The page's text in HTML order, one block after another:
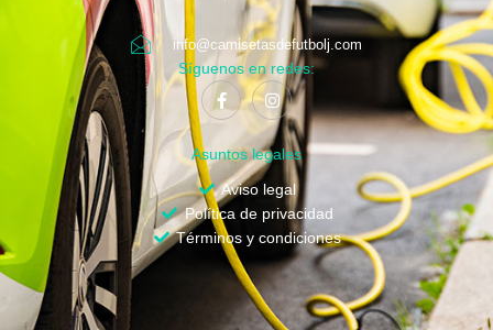
info@camisetasdefutbolj.com
Síguenos en redes:
Asuntos legales
Aviso legal
Política de privacidad
Términos y condiciones